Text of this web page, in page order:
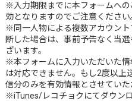
※入力期限までに本フォームへ
効となりますのでご注意ください
※同一人物による複数アカウン
断した場合は、事前予告なく当
ざいます。
※本フォームに入力いただいた
は対応できません。もし2度以上
信分のみを有効情報とさせていた
※iTunes/レコチョクにてダウン